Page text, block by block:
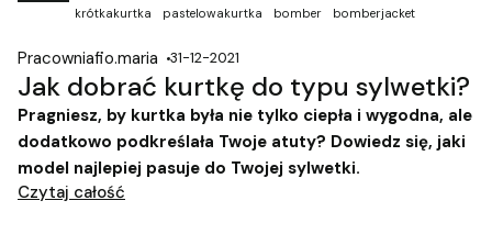
krótkakurtka
pastelowakurtka bomber bomberjacket
Pracowniafio.maria 31-12-2021
Jak dobrać kurtkę do typu sylwetki?
Pragniesz, by kurtka była nie tylko ciepła i wygodna, ale
dodatkowo podkreślała Twoje atuty? Dowiedz się, jaki
model najlepiej pasuje do Twojej sylwetki.
Czytaj całość